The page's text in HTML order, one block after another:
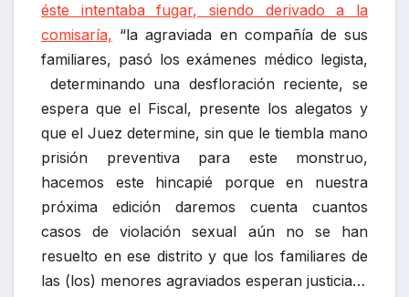
éste intentaba fugar, siendo derivado a la
comisaría, “la agraviada en compañía de sus
familiares, pasó los exámenes médico legista,
determinando una desfloración reciente, se
espera que el Fiscal, presente los alegatos y
que el Juez determine, sin que le tiembla mano
prisión preventiva para este monstruo,
hacemos este hincapié porque en nuestra
próxima edición daremos cuenta cuantos
casos de violación sexual aún no se han
resuelto en ese distrito y que los familiares de
las (los) menores agraviados esperan justicia…